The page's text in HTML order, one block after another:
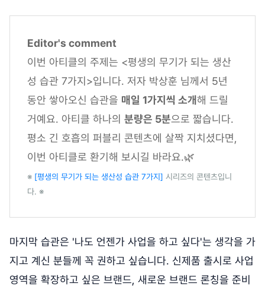
Editor's comment
이번 아티클의 주제는 <평생의 무기가 되는 생산
성 습관 7가지>입니다. 저자 박상훈 님께서 5년
동안 쌓아오신 습관을 매일 1가지씩 소개해 드릴
거예요. 아티클 하나의 분량은 5분으로 짧습니다.
평소 긴 호흡의 퍼블리 콘텐츠에 살짝 지치셨다면,
이번 아티클로 환기해 보시길 바라요.🌿
※ [평생의 무기가 되는 생산성 습관 7가지] 시리즈의 콘텐츠입니
다. ※
마지막 습관은 '나도 언젠가 사업을 하고 싶다'는 생각을 가
지고 계신 분들께 꼭 권하고 싶습니다. 신제품 출시로 사업
영역을 확장하고 싶은 브랜드, 새로운 브랜드 론칭을 준비